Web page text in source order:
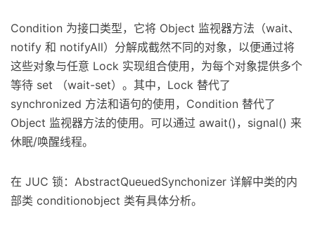
Condition 为接口类型，它将 Object 监视器方法（wait、
notify 和 notifyAll）分解成截然不同的对象，以便通过将
这些对象与任意 Lock 实现组合使用，为每个对象提供多个
等待 set （wait-set）。其中，Lock 替代了
synchronized 方法和语句的使用，Condition 替代了
Object 监视器方法的使用。可以通过 await()，signal() 来
休眠/唤醒线程。
在 JUC 锁：AbstractQueuedSynchonizer 详解中类的内
部类 conditionobject 类有具体分析。